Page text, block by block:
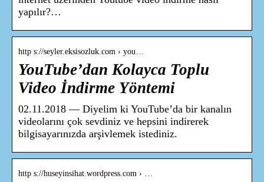
yapılır?…
http s://seyler.eksisozluk.com › you…
YouTube’dan Kolayca Toplu
Video İndirme Yöntemi
02.11.2018 — Diyelim ki YouTube’da bir kanalın
videolarını çok sevdiniz ve hepsini indirerek
bilgisayarınızda arşivlemek istediniz.
http s://huseyinsihat.wordpress.com › …